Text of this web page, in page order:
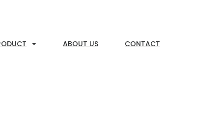
ABOUT US CONTACT